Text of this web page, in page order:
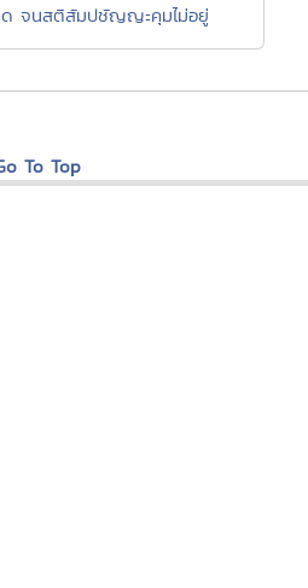
ด จนสติสัมปชัญญะคุมไม่อยู่
To Top